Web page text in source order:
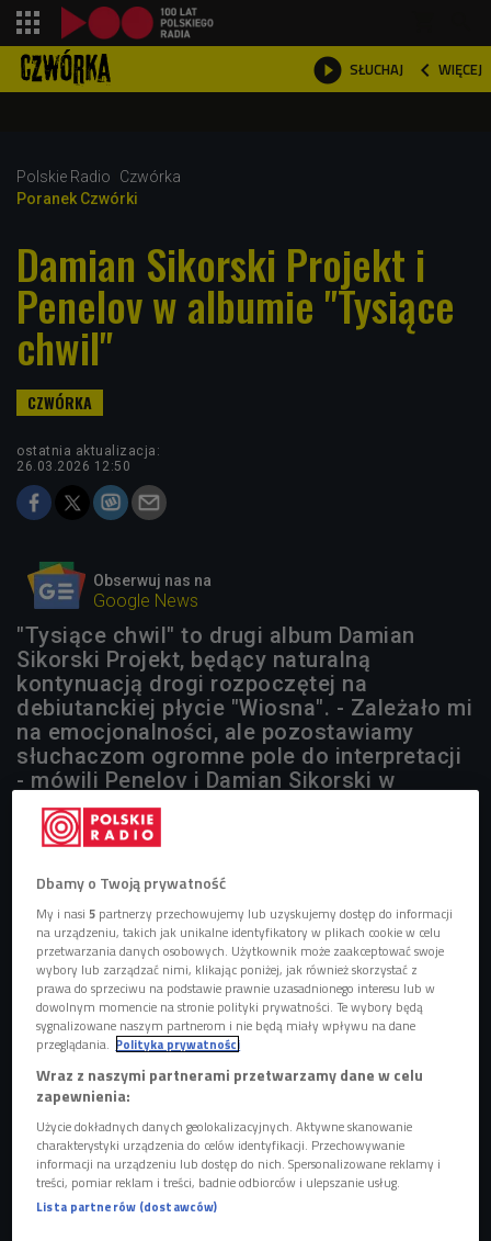
 SŁUCHAJ  WIĘCEJ

Polskie Radio
Czwórka
Poranek Czwórki
Damian Sikorski Projekt i
Penelov w albumie "Tysiące
chwil"
ostatnia aktualizacja:
26.03.2026 12:50
Obserwuj nas na
Google News
"Tysiące chwil" to drugi album Damian
Sikorski Projekt, będący naturalną
kontynuacją drogi rozpoczętej na
debiutanckiej płycie "Wiosna". - Zależało mi
na emocjonalności, ale pozostawiamy
słuchaczom ogromne pole do interpretacji
- mówili Penelov i Damian Sikorski w
"Poranku Czwórki".
Paulina Krzemińska i Damian Sikorski w studiu Czwórki
Foto: Piotr
Podlewski/Polskie Radio
- Ta płyta powstała właściwie bezpośrednio po tym, jak
ukazała się "Wiosna". Już parę miesięcy później zacząłem
Dbamy o Twoją prywatność
My i nasi5 partnerzy przechowujemy lub uzyskujemy dostęp do informacji
na urządzeniu, takich jak unikalne identyfikatory w plikach cookie w celu
przetwarzania danych osobowych. Użytkownik może zaakceptować swoje
wybory lub zarządzać nimi, klikając poniżej, jak również skorzystać z
prawa do sprzeciwu na podstawie prawnie uzasadnionego interesu lub w
dowolnym momencie na stronie polityki prywatności. Te wybory będą
sygnalizowane naszym partnerom i nie będą miały wpływu na dane
przeglądania. Polityka prywatności
Wraz z naszymi partnerami przetwarzamy dane w celu
zapewnienia:
Użycie dokładnych danych geolokalizacyjnych. Aktywne skanowanie
charakterystyki urządzenia do celów identyfikacji. Przechowywanie
informacji na urządzeniu lub dostęp do nich. Spersonalizowane reklamy i
treści, pomiar reklam i treści, badnie odbiorców i ulepszanie usług.
Lista partnerów (dostawców)